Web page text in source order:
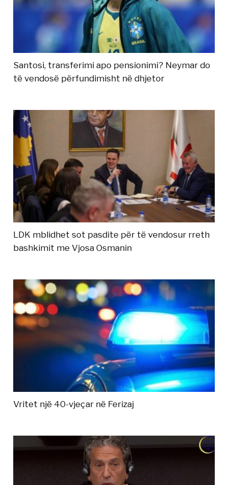
Santosi, transferimi apo pensionimi? Neymar do
të vendosë përfundimisht në dhjetor
LDK mblidhet sot pasdite për të vendosur rreth
bashkimit me Vjosa Osmanin
Vritet një 40-vjeçar në Ferizaj